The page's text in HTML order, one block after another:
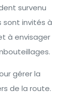
survenu
sont invités à
à envisager
gérer la
de la route.